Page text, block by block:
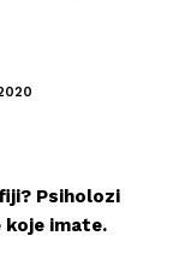
Psiholozi
koje imate.